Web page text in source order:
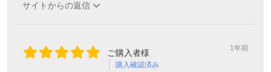
サイトからの返信
ご購入者様
購入確認済み
1年前